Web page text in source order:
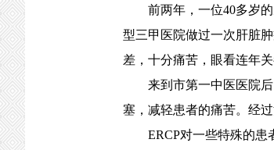
前两年，一位40多岁的
型三甲医院做过一次肝脏
差，十分痛苦，眼看连年关
来到市第一中医医院后
塞，减轻患者的痛苦。经
ERCP对一些特殊的患者